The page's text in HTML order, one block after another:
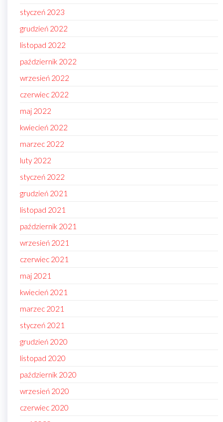
styczeń 2023
grudzień 2022
listopad 2022
październik 2022
wrzesień 2022
czerwiec 2022
maj 2022
kwiecień 2022
marzec 2022
luty 2022
styczeń 2022
grudzień 2021
listopad 2021
październik 2021
wrzesień 2021
czerwiec 2021
maj 2021
kwiecień 2021
marzec 2021
styczeń 2021
grudzień 2020
listopad 2020
październik 2020
wrzesień 2020
czerwiec 2020